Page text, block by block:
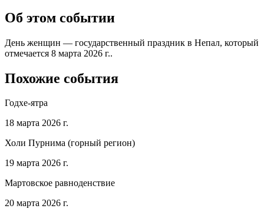
Об этом событии
День женщин — государственный праздник в Непал, который
отмечается 8 марта 2026 г..
Похожие события
Годхе-ятра
18 марта 2026 г.
Холи Пурнима (горный регион)
19 марта 2026 г.
Мартовское равноденствие
20 марта 2026 г.